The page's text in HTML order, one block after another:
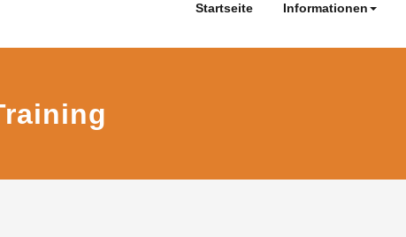
Startseite Informationen